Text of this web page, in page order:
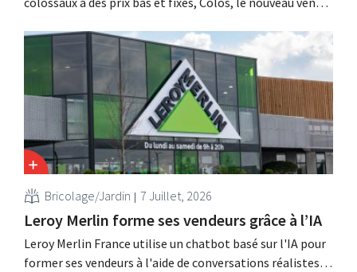
croissante en matière de rénovations complètes. « Nous
apportons une solution à trois problèmes majeurs pour
nos clients », explique Loïc Hardy,...
Bricolage/Jardin 7 Juillet, 2026
Leroy Merlin forme ses vendeurs grâce à l’IA
Leroy Merlin France utilise un chatbot basé sur l'IA pour
former ses vendeurs à l'aide de conversations réalistes